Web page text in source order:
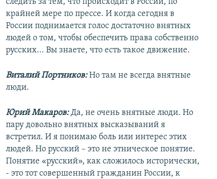
следить за тем, что происходит в России, по
крайней мере по прессе. И когда сегодня в
России поднимается голос достаточно внятных
людей о том, чтобы обеспечить права собственно
русских... Вы знаете, что есть такое движение.
Виталий Портников:Но там не всегда внятные
люди.
Юрий Макаров:Да, не очень внятные люди. Но
пару довольно внятных высказываний я
встретил. И я понимаю боль или интерес этих
людей. Но русский – это не этническое понятие.
Понятие «русский», как сложилось исторически,
- это тот совершенный гражданин России, к